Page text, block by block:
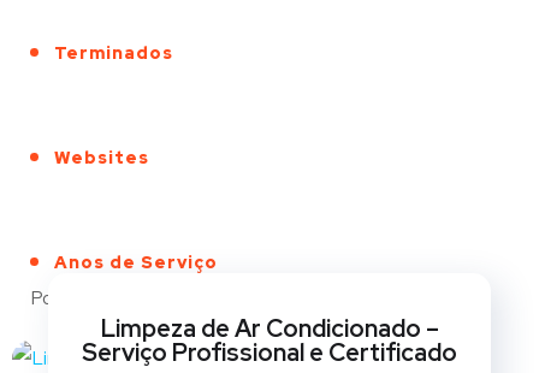
Terminados
Websites
Anos de Serviço
Portfólio
Limpeza de Ar Condicionado –
Serviço Profissional e Certificado